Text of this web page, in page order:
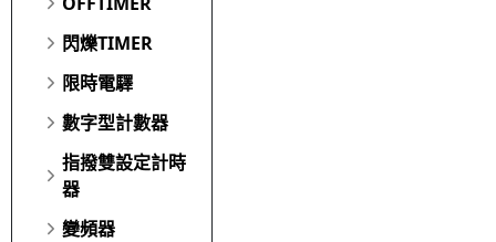
閃爍TIMER
限時電驛
數字型計數器
指撥雙設定計時
器
變頻器